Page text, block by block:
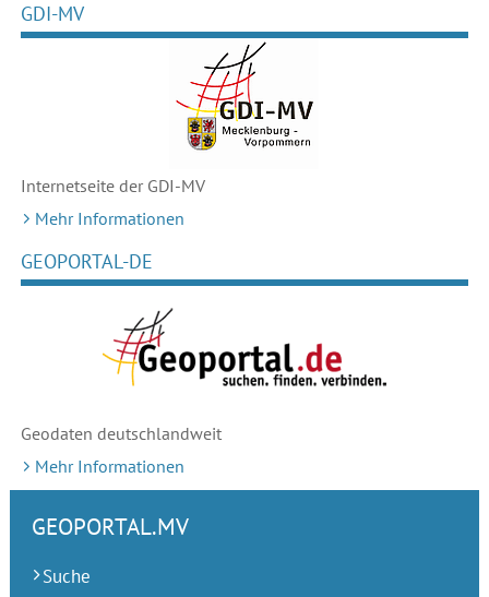
GDI-MV
Internetseite der GDI-MV
Mehr Informationen
GEOPORTAL-DE
Geodaten deutschlandweit
Mehr Informationen
GEOPORTAL.MV
Suche